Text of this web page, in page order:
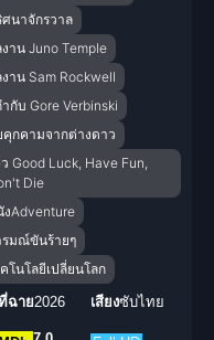
นาจักรวาล
าน Juno Temple
าน Sam Rockwell
กับ Gore Verbinski
คุกคามจากต่างดาว
Good Luck, Have Fun,
Die
Adventure
รมณ์ขันร้ายๆ
คโนโลยีเปลี่ยนโลก
ฉาย2026 เสียงซับไทย